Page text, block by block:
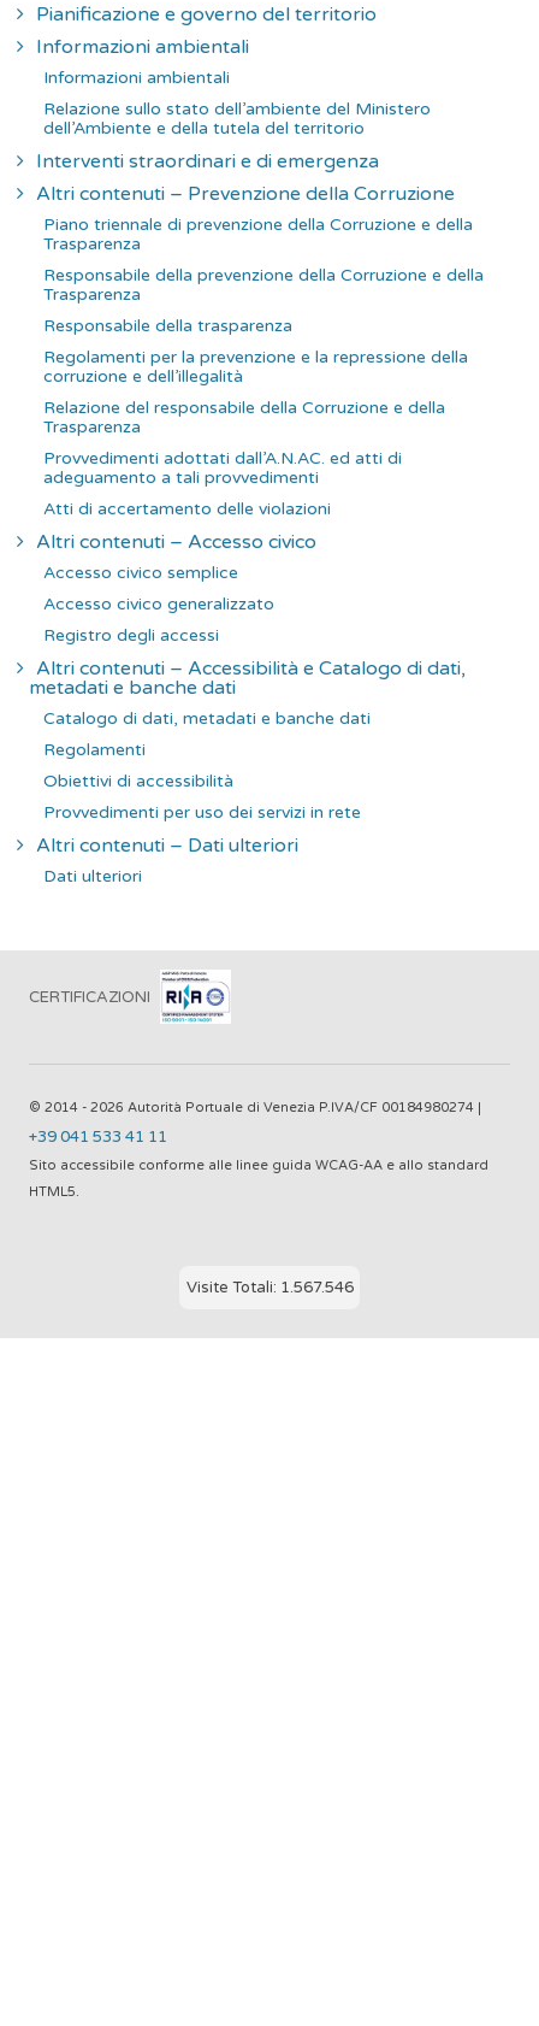
Pianificazione e governo del territorio
Informazioni ambientali
Informazioni ambientali
Relazione sullo stato dell’ambiente del Ministero
dell’Ambiente e della tutela del territorio
Interventi straordinari e di emergenza
Altri contenuti – Prevenzione della Corruzione
Piano triennale di prevenzione della Corruzione e della
Trasparenza
Responsabile della prevenzione della Corruzione e della
Trasparenza
Responsabile della trasparenza
Regolamenti per la prevenzione e la repressione della
corruzione e dell’illegalità
Relazione del responsabile della Corruzione e della
Trasparenza
Provvedimenti adottati dall’A.N.AC. ed atti di
adeguamento a tali provvedimenti
Atti di accertamento delle violazioni
Altri contenuti – Accesso civico
Accesso civico semplice
Accesso civico generalizzato
Registro degli accessi
Altri contenuti – Accessibilità e Catalogo di dati,
metadati e banche dati
Catalogo di dati, metadati e banche dati
Regolamenti
Obiettivi di accessibilità
Provvedimenti per uso dei servizi in rete
Altri contenuti – Dati ulteriori
Dati ulteriori
CERTIFICAZIONI
© 2014 - 2026 Autorità Portuale di Venezia P.IVA/CF 00184980274 |
+39 041 533 41 11
Sito accessibile conforme alle linee guida WCAG-AA e allo standard
HTML5.
Visite Totali: 1.567.546